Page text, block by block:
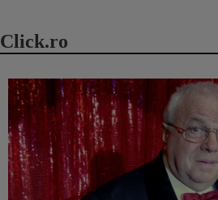
Click.ro